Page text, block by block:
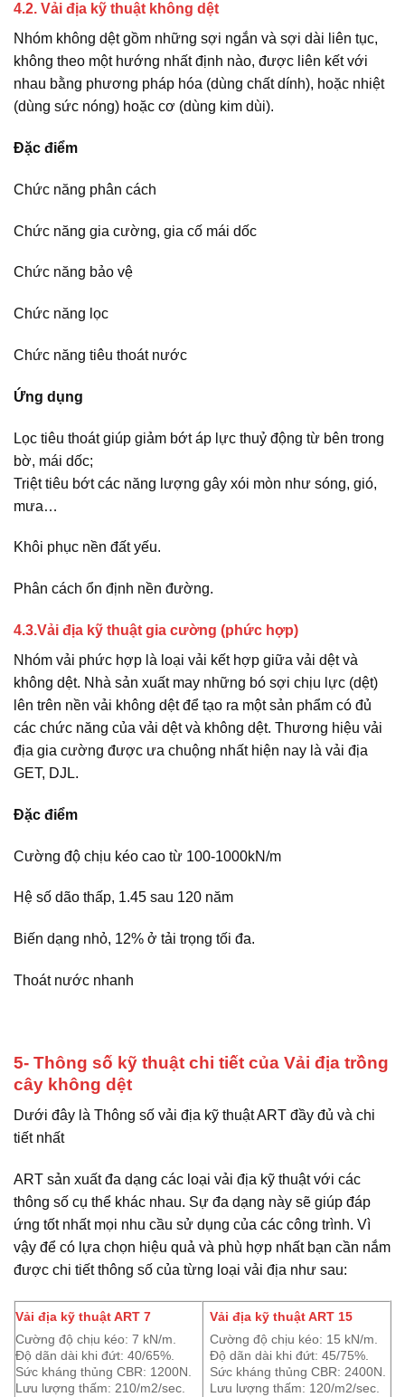
4.2. Vải địa kỹ thuật không dệt
Nhóm không dệt gồm những sợi ngắn và sợi dài liên tục,
không theo một hướng nhất định nào, được liên kết với
nhau bằng phương pháp hóa (dùng chất dính), hoặc nhiệt
(dùng sức nóng) hoặc cơ (dùng kim dùi).
Đặc điểm
Chức năng phân cách
Chức năng gia cường, gia cố mái dốc
Chức năng bảo vệ
Chức năng lọc
Chức năng tiêu thoát nước
Ứng dụng
Lọc tiêu thoát giúp giảm bớt áp lực thuỷ động từ bên trong
bờ, mái dốc;
Triệt tiêu bớt các năng lượng gây xói mòn như sóng, gió,
mưa…
Khôi phục nền đất yếu.
Phân cách ổn định nền đường.
4.3.Vải địa kỹ thuật gia cường (phức hợp)
Nhóm vải phức hợp là loại vải kết hợp giữa vải dệt và
không dệt. Nhà sản xuất may những bó sợi chịu lực (dệt)
lên trên nền vải không dệt để tạo ra một sản phẩm có đủ
các chức năng của vải dệt và không dệt. Thương hiệu vải
địa gia cường được ưa chuộng nhất hiện nay là vải địa
GET, DJL.
Đặc điểm
Cường độ chịu kéo cao từ 100-1000kN/m
Hệ số dão thấp, 1.45 sau 120 năm
Biến dạng nhỏ, 12% ở tải trọng tối đa.
Thoát nước nhanh
5- Thông số kỹ thuật chi tiết của Vải địa trồng
cây không dệt
Dưới đây là Thông số vải địa kỹ thuật ART đầy đủ và chi
tiết nhất
ART sản xuất đa dạng các loại vải địa kỹ thuật với các
thông số cụ thể khác nhau. Sự đa dạng này sẽ giúp đáp
ứng tốt nhất mọi nhu cầu sử dụng của các công trình. Vì
vậy để có lựa chọn hiệu quả và phù hợp nhất bạn cần nắm
được chi tiết thông số của từng loại vải địa như sau:
Vải địa kỹ thuật ART 7
Cường độ chịu kéo: 7 kN/m.
Độ dãn dài khi đứt: 40/65%.
Sức kháng thủng CBR: 1200N.
Lưu lượng thấm: 210/m2/sec.
Vải địa kỹ thuật ART 15
Cường độ chịu kéo: 15 kN/m.
Độ dãn dài khi đứt: 45/75%.
Sức kháng thủng CBR: 2400N.
Lưu lượng thấm: 120/m2/sec.